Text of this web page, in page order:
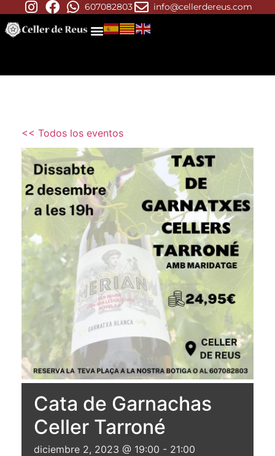
607082803 info@cellerdereus.com
<< Todos los eventos
Cata de Garnachas
Celler Tarroné
diciembre 2, 2023 @ 19:00 - 21:00